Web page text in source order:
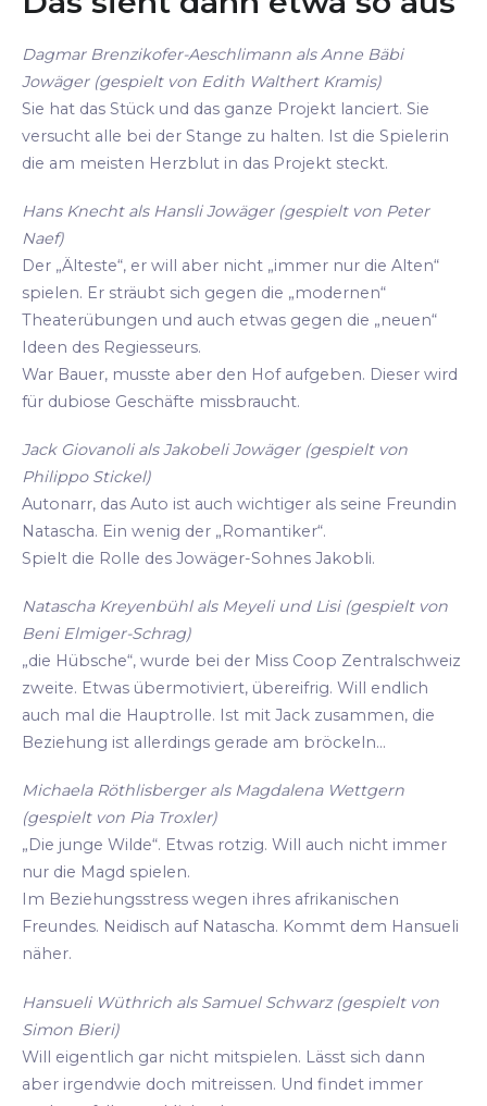
Dagmar Brenzikofer-Aeschlimann als Anne Bäbi
Jowäger (gespielt von Edith Walthert Kramis)
Sie hat das Stück und das ganze Projekt lanciert. Sie
versucht alle bei der Stange zu halten. Ist die Spielerin
die am meisten Herzblut in das Projekt steckt.
Hans Knecht als Hansli Jowäger (gespielt von Peter
Naef)
Der „Älteste“, er will aber nicht „immer nur die Alten“
spielen. Er sträubt sich gegen die „modernen“
Theaterübungen und auch etwas gegen die „neuen“
Ideen des Regiesseurs.
War Bauer, musste aber den Hof aufgeben. Dieser wird
für dubiose Geschäfte missbraucht.
Jack Giovanoli als Jakobeli Jowäger (gespielt von
Philippo Stickel)
Autonarr, das Auto ist auch wichtiger als seine Freundin
Natascha. Ein wenig der „Romantiker“.
Spielt die Rolle des Jowäger-Sohnes Jakobli.
Natascha Kreyenbühl als Meyeli und Lisi (gespielt von
Beni Elmiger-Schrag)
„die Hübsche“, wurde bei der Miss Coop Zentralschweiz
zweite. Etwas übermotiviert, übereifrig. Will endlich
auch mal die Hauptrolle. Ist mit Jack zusammen, die
Beziehung ist allerdings gerade am bröckeln...
Michaela Röthlisberger als Magdalena Wettgern
(gespielt von Pia Troxler)
„Die junge Wilde“. Etwas rotzig. Will auch nicht immer
nur die Magd spielen.
Im Beziehungsstress wegen ihres afrikanischen
Freundes. Neidisch auf Natascha. Kommt dem Hansueli
näher.
Hansueli Wüthrich als Samuel Schwarz (gespielt von
Simon Bieri)
Will eigentlich gar nicht mitspielen. Lässt sich dann
aber irgendwie doch mitreissen. Und findet immer